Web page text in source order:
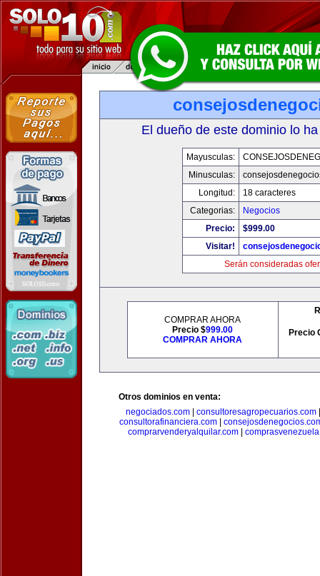
El dueño de este dominio lo
Mayusculas:
Minusculas:
Longitud:
18 caracteres
Categorias:
Negocios
Precio:
$999.00
Visitar!
Serán consideradas
COMPRAR AHORA
Precio $999.00
COMPRAR AHORA
Precio
Otros dominios en venta:
negociados.com
consultoresagropecuarios.com
consultorafinanciera.com|
comprarvenderyalquilar.com|